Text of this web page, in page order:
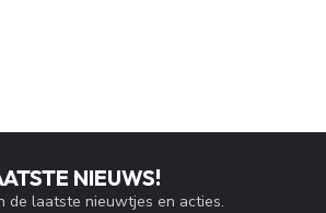
NIEUWS!
de laatste nieuwtjes en acties.